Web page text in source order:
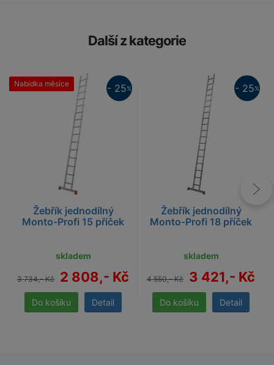
Další z kategorie
Žebřík jednodílný
Monto-Profi 15 příček
Nabídka měsíce
skladem
3 734,- Kč 2 808,- Kč
Detail
- 25%
Žebřík jednodílný
Monto-Profi 18 příček
skladem
4 550,- Kč 3 421,- Kč
Detail
- 25%